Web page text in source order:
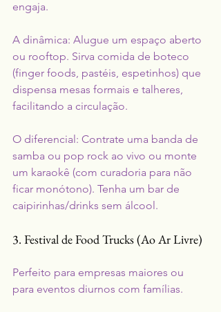
engaja.
A dinâmica: Alugue um espaço aberto
ou rooftop. Sirva comida de boteco
(finger foods, pastéis, espetinhos) que
dispensa mesas formais e talheres,
facilitando a circulação.
O diferencial: Contrate uma banda de
samba ou pop rock ao vivo ou monte
um karaokê (com curadoria para não
ficar monótono). Tenha um bar de
caipirinhas/drinks sem álcool.
3. Festival de Food Trucks (Ao Ar Livre)
Perfeito para empresas maiores ou
para eventos diurnos com famílias.